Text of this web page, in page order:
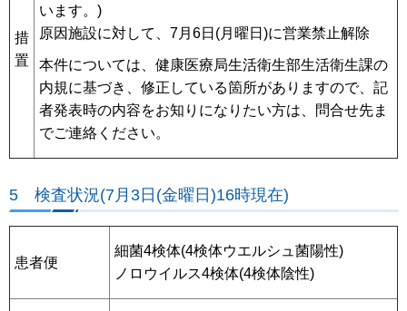
措
置
います。)
原因施設に対して、7月6日(月曜日)に営業禁止解除
本件については、健康医療局生活衛生部生活衛生課の
内規に基づき、修正している箇所がありますので、記
者発表時の内容をお知りになりたい方は、問合せ先ま
でご連絡ください。
5 検査状況(7月3日(金曜日)16時現在)
患者便
細菌4検体(4検体ウエルシュ菌陽性)
ノロウイルス4検体(4検体陰性)